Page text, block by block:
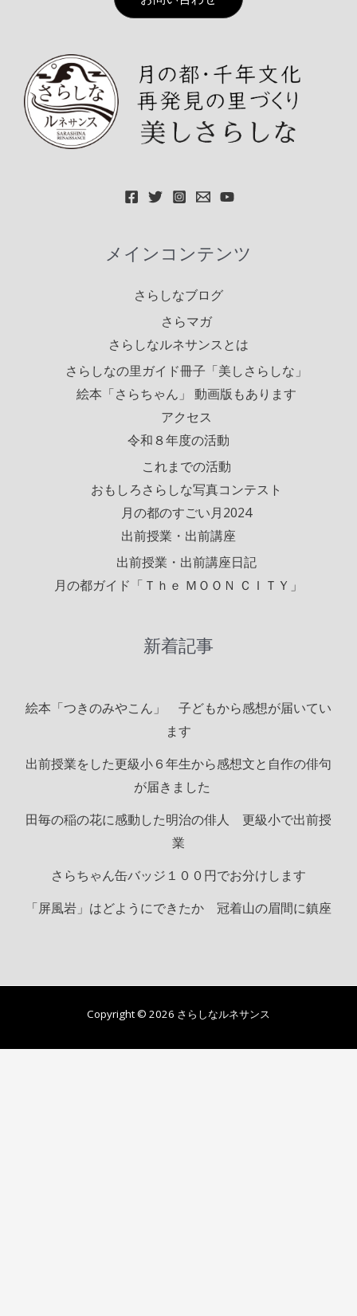
メインコンテンツ
さらしなブログ
さらマガ
さらしなルネサンスとは
さらしなの里ガイド冊子「美しさらしな」
絵本「さらちゃん」 動画版もあります
アクセス
令和８年度の活動
これまでの活動
おもしろさらしな写真コンテスト
月の都のすごい月2024
出前授業・出前講座
出前授業・出前講座日記
月の都ガイド「Ｔｈｅ ＭＯＯＮ ＣＩＴＹ」
新着記事
絵本「つきのみやこん」 子どもから感想が届いてい
ます
出前授業をした更級小６年生から感想文と自作の俳句
が届きました
田毎の稲の花に感動した明治の俳人 更級小で出前授
業
さらちゃん缶バッジ１００円でお分けします
「屏風岩」はどようにできたか 冠着山の眉間に鎮座
Copyright © 2026 さらしなルネサンス